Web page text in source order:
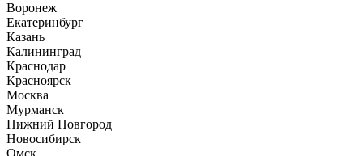
Воронеж
Екатеринбург
Казань
Калининград
Краснодар
Красноярск
Москва
Мурманск
Нижний Новгород
Новосибирск
Омск